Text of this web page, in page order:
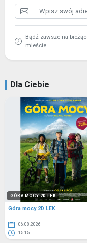
Bądź zawsze na
mieście.
Dla Ciebie
GÓRA MOCY 2D LEK
Góra mocy 2D LEK
06.08.2026
15:15